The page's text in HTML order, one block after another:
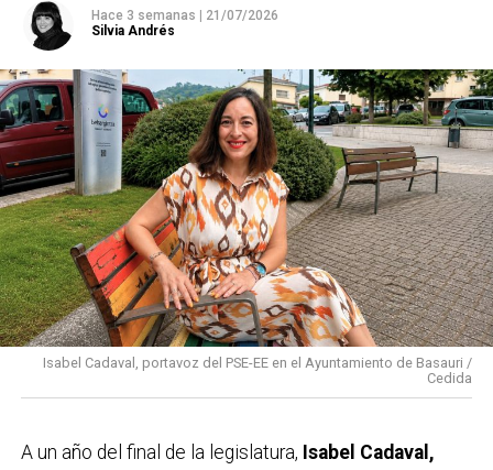
Hace 3 semanas
21/07/2026
Silvia Andrés
Isabel Cadaval, portavoz del PSE-EE en el Ayuntamiento de Basauri /
Cedida
A un año del final de la legislatura, Isabel Cadaval,